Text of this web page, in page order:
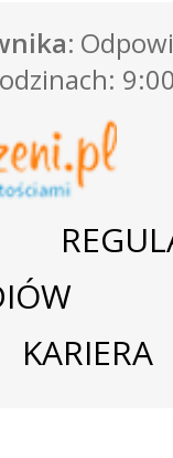
KARIERA